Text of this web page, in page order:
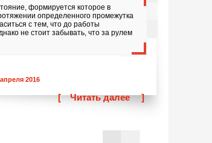
формируется которое в
определенного промежутка
с тем, что до работы
не стоит забывать, что за рулем
2016
[ Читать далее ]